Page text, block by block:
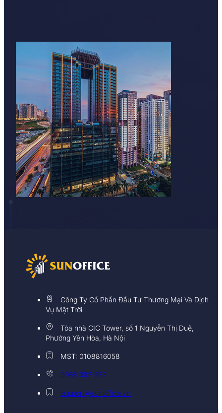
Công Ty Cổ Phần Đầu Tư Thương Mại Và Dịch
Vụ Mặt Trời
Tòa nhà CIC Tower, số 1 Nguyễn Thị Duệ,
Phường Yên Hòa, Hà Nội
MST: 0108816058
0968 382 682
support@sunoffice.vn